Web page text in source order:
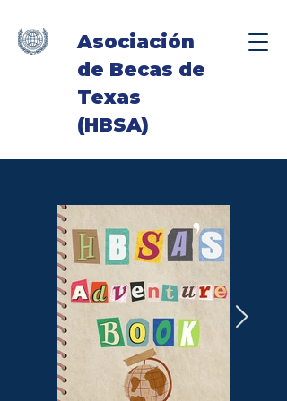
Asociación
de Becas de
Texas
(HBSA)